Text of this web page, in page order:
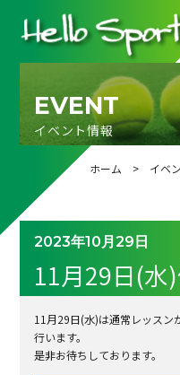
EVENT
イベント情報
ホーム > イベ
2023年10月29日
11月29日(水
11月29日(水)は通常レッスン
行います。
是非お待ちしております。